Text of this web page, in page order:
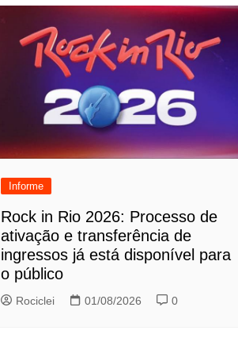
Informe
Rock in Rio 2026: Processo de
ativação e transferência de
ingressos já está disponível para
o público
Rociclei 01/08/2026 0